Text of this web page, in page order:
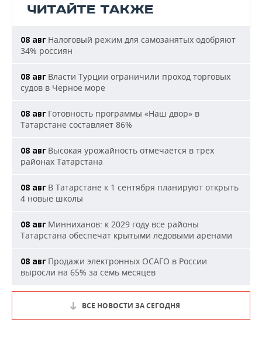
ЧИТАЙТЕ ТАКЖЕ
08 авг Налоговый режим для самозанятых одобряют
34% россиян
08 авг Власти Турции ограничили проход торговых
судов в Черное море
08 авг Готовность программы «Наш двор» в
Татарстане составляет 86%
08 авг Высокая урожайность отмечается в трех
районах Татарстана
08 авг В Татарстане к 1 сентября планируют открыть
4 новые школы
08 авг Минниханов: к 2029 году все районы
Татарстана обеспечат крытыми ледовыми аренами
08 авг Продажи электронных ОСАГО в России
выросли на 65% за семь месяцев
ВСЕ НОВОСТИ ЗА СЕГОДНЯ